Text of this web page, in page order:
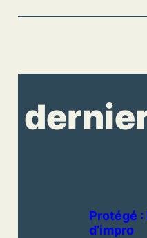
Protégé
d’impro